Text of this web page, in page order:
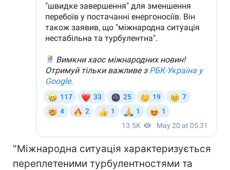
"Міжнародна ситуація характеризується
переплетеними турбулентностями та